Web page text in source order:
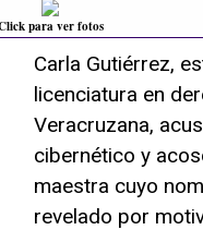
para ver fotos
Carla Gutiérrez,
licenciatura en
Veracruzana,
cibernético y
maestra cuyo
revelado por